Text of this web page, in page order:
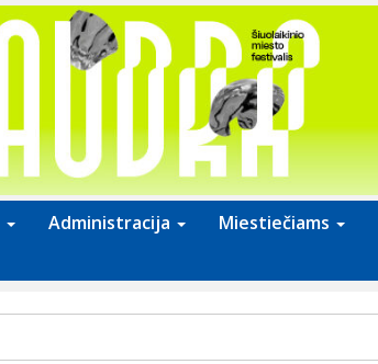
Administracija Miestiečiams